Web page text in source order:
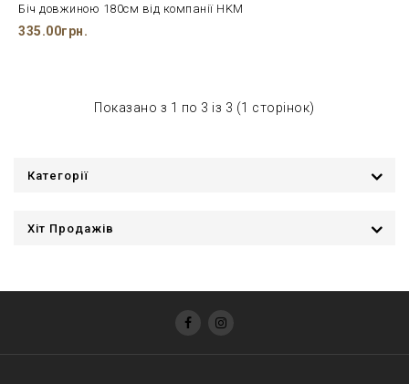
Біч довжиною 180см від компанії HKM
335.00грн.
Показано з 1 по 3 із 3 (1 сторінок)
Категорії
Хіт Продажів